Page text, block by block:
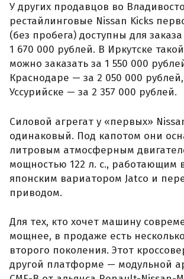
У других продавцов во
рестайлинговые Nissan Kicks
(без пробега) доступны для
1 670 000 рублей. В Иркутске
можно заказать за 1 550 000
Краснодаре — за 2 050 000
Уссурийске — за 2 357 000 рублей.
Силовой агрегат у «первых»
одинаковый. Под капотом они
литровым атмосферным
мощностью 122 л. с., работающим
японским вариатором Jatco и
приводом.
Для тех, кто хочет машину
мощнее, в продаже есть
второго поколения. Этот
другой платформе — модульной